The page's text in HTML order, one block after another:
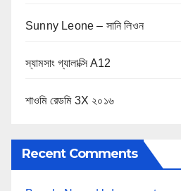
Sunny Leone – সানি লিওন
স্যামসাং গ্যালাক্সি A12
শাওমি রেডমি 3X ২০১৬
Recent Comments